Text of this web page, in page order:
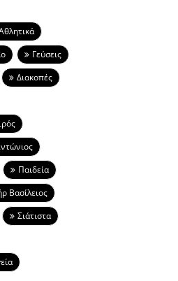
Γεύσεις
Διακοπές
Παιδεία
Βασίλειος
Σιάτιστα